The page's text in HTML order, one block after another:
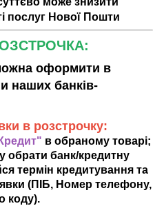
послуг Нової Пошти
оформити в
наших банків-
в розстрочку:
в обраному товарі;
обрати банк/кредитну
термін кредитування та
(ПІБ, Номер телефону,
коду).